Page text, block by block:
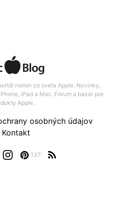
nielen zo sveta Apple. Novinky,
iPad a Mac. Fórum a bazár pre
Apple.
137
osobných údajov
Kontakt